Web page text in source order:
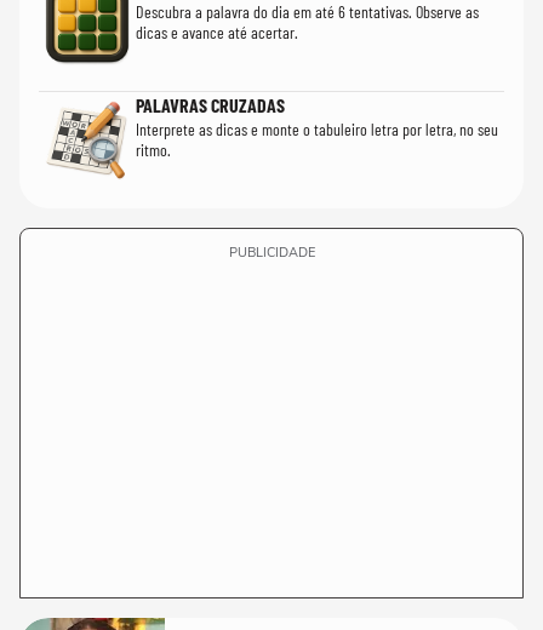
Descubra a palavra do dia em até 6 tentativas. Observe as
dicas e avance até acertar.
PALAVRAS CRUZADAS
Interprete as dicas e monte o tabuleiro letra por letra, no seu
ritmo.
PUBLICIDADE